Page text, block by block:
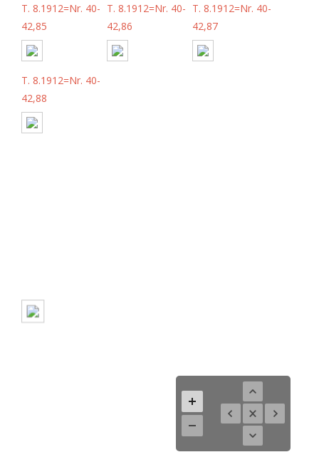
T. 8.1912=Nr. 40-
42,85
T. 8.1912=Nr. 40-
42,86
T. 8.1912=Nr. 40-
42,87
T. 8.1912=Nr. 40-
42,88